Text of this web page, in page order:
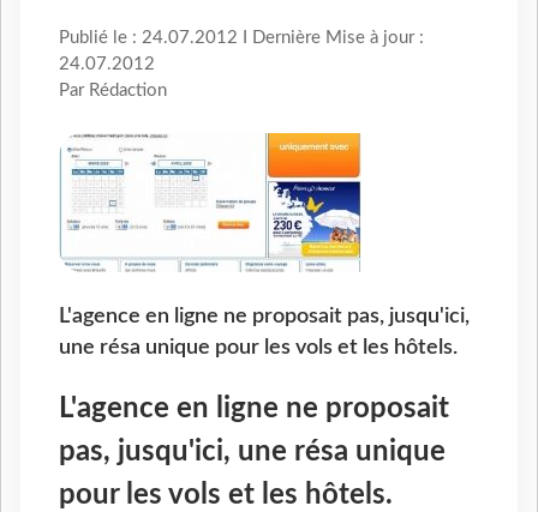
Publié le : 24.07.2012 I Dernière Mise à jour :
24.07.2012
Par Rédaction
L'agence en ligne ne proposait pas, jusqu'ici,
une résa unique pour les vols et les hôtels.
L'agence en ligne ne proposait
pas, jusqu'ici, une résa unique
pour les vols et les hôtels.